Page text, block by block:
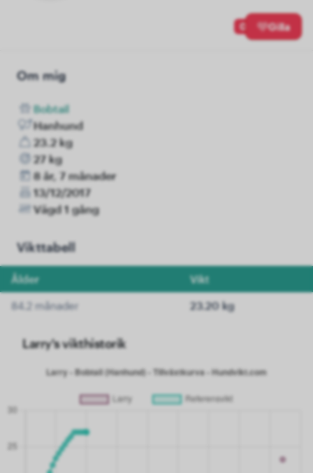
0 Gilla
Om mig
Bobtail
Hanhund
23.2 kg
27 kg
8 år, 7 månader
13/12/2017
Vägd 1 gång
Vikttabell
Ålder Vikt
84.2 månader 23.20 kg
Larry's vikthistorik